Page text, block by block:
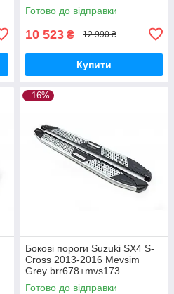
Готово до відправки
10 523 ₴ 12 990 ₴
Купити
–16%
Бокові пороги Suzuki SX4 S-
Cross 2013-2016 Mevsim
Grey brr678+mvs173
Готово до відправки